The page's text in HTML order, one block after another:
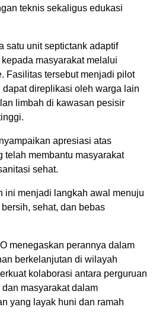
teknis sekaligus edukasi
satu unit septictank adaptif
masyarakat melalui
Fasilitas tersebut menjadi pilot
direplikasi oleh warga lain
limbah di kawasan pesisir
apresiasi atas
telah membantu masyarakat
sehat.
ini menjadi langkah awal menuju
sehat, dan bebas
menegaskan perannya dalam
berkelanjutan di wilayah
kolaborasi antara perguruan
masyarakat dalam
yang layak huni dan ramah